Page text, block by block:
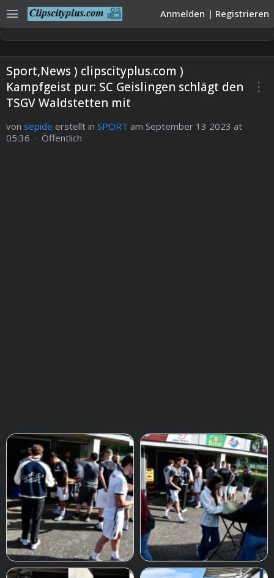
Anmelden | Registrieren
menu
Sport,News ) clipscityplus.com )
Kampfgeist pur: SC Geislingen schlägt den
TSGV Waldstetten mit
more_vert
von sepide erstellt in SPORT am September 13 2023 at
05:36 · Öffentlich